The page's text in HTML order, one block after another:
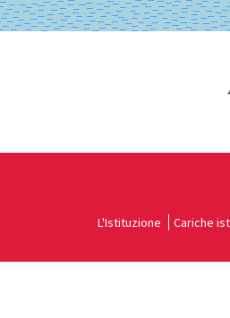
L'Istituzione Cariche